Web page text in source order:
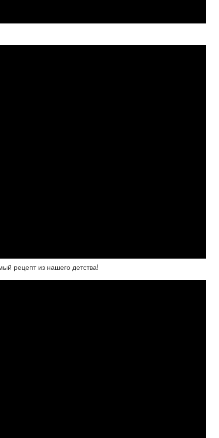
рецепт из нашего детства!